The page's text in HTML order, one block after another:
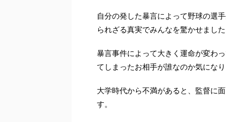
自分の発した暴言によって野球の選
られざる真実でみんなを驚かせまし
暴言事件によって大きく運命が変わ
てしまったお相手が誰なのか気にな
大学時代から不満があると、監督に
す。